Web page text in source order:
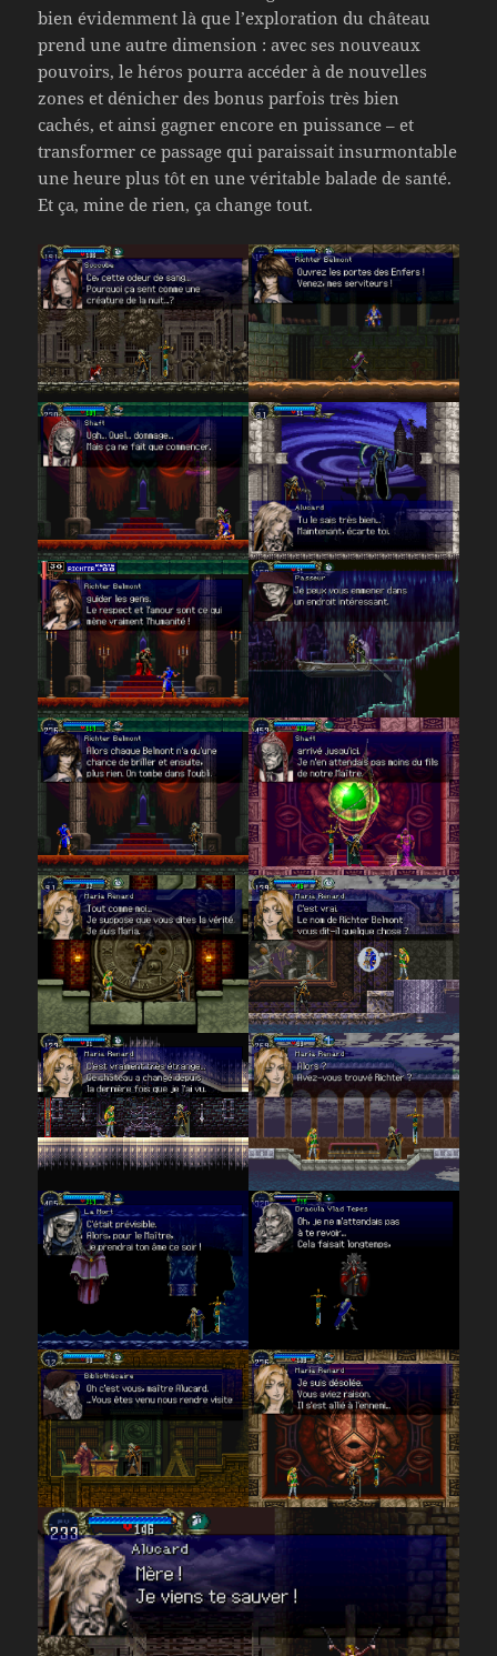
bien évidemment là que l’exploration du château
prend une autre dimension : avec ses nouveaux
pouvoirs, le héros pourra accéder à de nouvelles
zones et dénicher des bonus parfois très bien
cachés, et ainsi gagner encore en puissance – et
transformer ce passage qui paraissait insurmontable
une heure plus tôt en une véritable balade de santé.
Et ça, mine de rien, ça change tout.